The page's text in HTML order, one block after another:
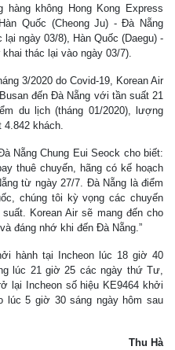
không Hong Kong Express
Quốc (Cheong Ju) - Đà Nẵng
ngày 03/8), Hàn Quốc (Daegu) -
thác lại vào ngày 03/7).
3/2020 do Covid-19, Korean Air
đến Đà Nẵng với tần suất 21
du lịch (tháng 01/2020), lượng
khách.
Nẵng Chung Eui Seock cho biết:
thuê chuyến, hãng có kế hoạch
từ ngày 27/7. Đà Nẵng là điểm
chúng tôi kỳ vọng các chuyến
Korean Air sẽ mang đến cho
đáng nhớ khi đến Đà Nẵng.”
hành tại Incheon lúc 18 giờ 40
lúc 21 giờ 25 các ngày thứ Tư,
lại Incheon số hiệu KE9464 khởi
lúc 5 giờ 30 sáng ngày hôm sau
Thu Hà